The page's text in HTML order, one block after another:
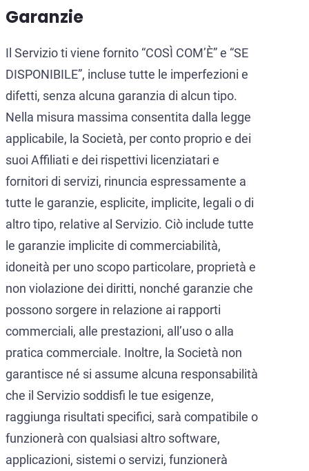
Garanzie
Il Servizio ti viene fornito “COSÌ COM’È” e “SE
DISPONIBILE”, incluse tutte le imperfezioni e
difetti, senza alcuna garanzia di alcun tipo.
Nella misura massima consentita dalla legge
applicabile, la Società, per conto proprio e dei
suoi Affiliati e dei rispettivi licenziatari e
fornitori di servizi, rinuncia espressamente a
tutte le garanzie, esplicite, implicite, legali o di
altro tipo, relative al Servizio. Ciò include tutte
le garanzie implicite di commerciabilità,
idoneità per uno scopo particolare, proprietà e
non violazione dei diritti, nonché garanzie che
possono sorgere in relazione ai rapporti
commerciali, alle prestazioni, all’uso o alla
pratica commerciale. Inoltre, la Società non
garantisce né si assume alcuna responsabilità
che il Servizio soddisfi le tue esigenze,
raggiunga risultati specifici, sarà compatibile o
funzionerà con qualsiasi altro software,
applicazioni, sistemi o servizi, funzionerà